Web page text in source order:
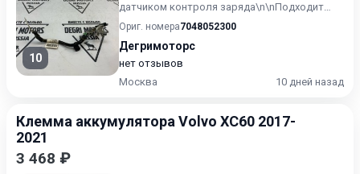
10
датчиком контроля заряда\n\nПодходит
для моделей:\nBelgee X50, SX11\nG...
Ориг. номера7048052300
Дегримоторс
нет отзывов
Москва
10 дней назад
Клемма аккумулятора Volvo XC60 2017-
2021
3 468 ₽